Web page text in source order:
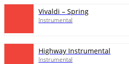
Vivaldi – Spring
Instrumental
Highway Instrumental
Instrumental